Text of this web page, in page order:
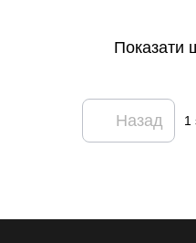
Показати
Назад 1